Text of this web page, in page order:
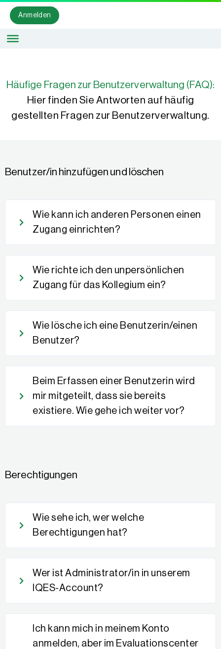
Anmelden
Häufige Fragen zur Benutzerverwaltung (FAQ):
Hier finden Sie Antworten auf häufig
gestellten Fragen zur Benutzerverwaltung.
Benutzer/in hinzufügen und löschen
Wie kann ich anderen Personen einen
Zugang einrichten?
Wie richte ich den unpersönlichen
Zugang für das Kollegium ein?
Wie lösche ich eine Benutzerin/einen
Benutzer?
Beim Erfassen einer Benutzerin wird
mir mitgeteilt, dass sie bereits
existiere. Wie gehe ich weiter vor?
Berechtigungen
Wie sehe ich, wer welche
Berechtigungen hat?
Wer ist Administrator/in in unserem
IQES-Account?
Ich kann mich in meinem Konto
anmelden, aber im Evaluationscenter